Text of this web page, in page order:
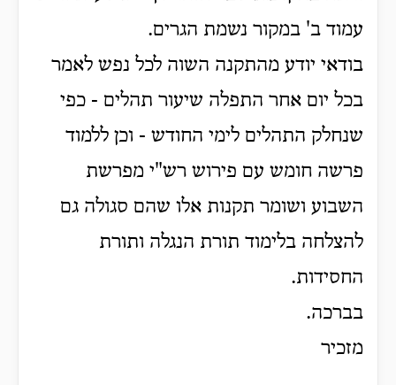
עמוד ב' במקור נשמת הגרים.
בודאי יודע מהתקנה השוה לכל נפש לאמר
בכל יום אחר התפלה שיעור תהלים - כפי
שנחלק התהלים לימי החודש - וכן ללמוד
פרשה חומש עם פירוש רש"י מפרשת
השבוע ושומר תקנות אלו שהם סגולה גם
להצלחה בלימוד תורת הנגלה ותורת
החסידות.
בברכה.
מזכיר